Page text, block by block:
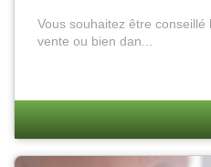
Vous souhaitez être
vente ou bien dan...